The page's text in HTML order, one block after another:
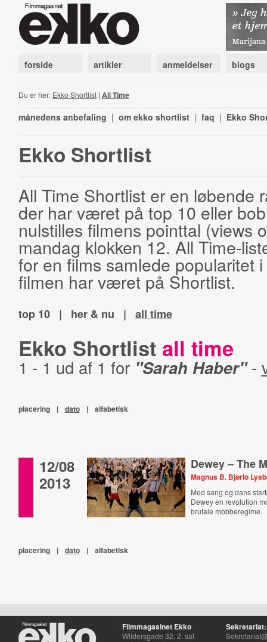
forside artikler anmeldelser blogs
Du er her: Ekko Shortlist| All Time
månedens anbefaling | om ekko shortlist | faq | Ekko
Ekko Shortlist
All Time Shortlist er en løbende
der har været på top 10 eller
nulstilles filmens pointtal (views
mandag klokken 12. All Time-
for en films samlede popularitet
filmen har været på Shortlist.
top 10 | her & nu | all time
Ekko Shortlist all time
1 - 1 ud af 1 for "Sarah Haber"-
placering | dato | alfabetisk
12/08
2013
Dewey – The
Magnus B. Bjørlo
Med sang og dans
Dewey en revolution
brutale mobberegime.
placering | dato | alfabetisk
Filmmagasinet Ekko
Wildersgade 32, 2. sal
Sekretariat: